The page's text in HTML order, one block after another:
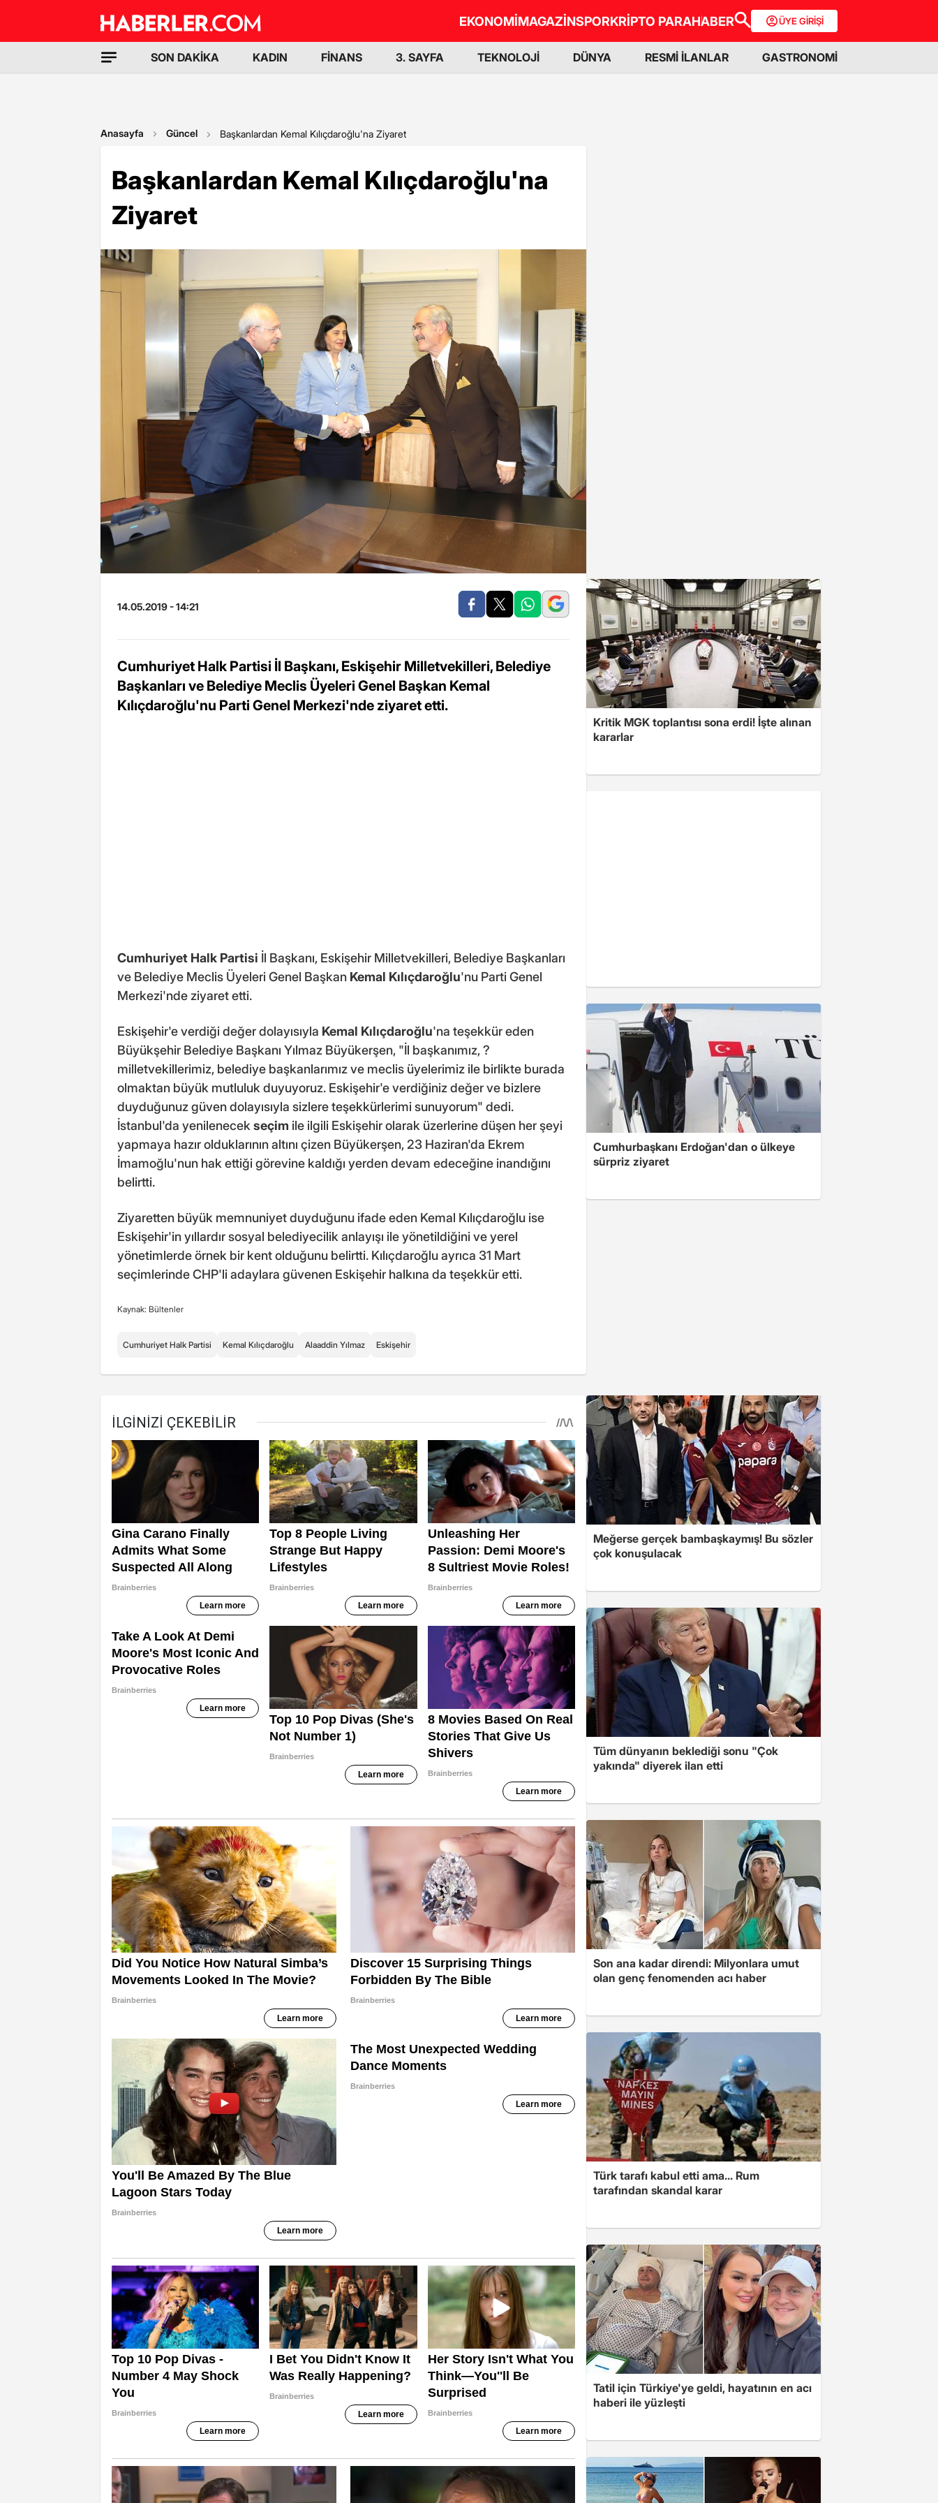
EKONOMİMAGAZİNSPORKRİPTO PARAHABER ÜYE GİRİŞİ
SON DAKİKA KADIN FİNANS 3. SAYFA TEKNOLOJİ DÜNYA RESMİ İLANLAR GASTRONOMİ
Anasayfa Güncel Başkanlardan Kemal Kılıçdaroğlu'na Ziyaret
Başkanlardan Kemal Kılıçdaroğlu'na
Ziyaret
14.05.2019 - 14:21
Cumhuriyet Halk Partisi İl Başkanı, Eskişehir Milletvekilleri, Belediye
Başkanları ve Belediye Meclis Üyeleri Genel Başkan Kemal
Kılıçdaroğlu'nu Parti Genel Merkezi'nde ziyaret etti.
Cumhuriyet Halk Partisi İl Başkanı, Eskişehir Milletvekilleri, Belediye Başkanları
ve Belediye Meclis Üyeleri Genel Başkan Kemal Kılıçdaroğlu'nu Parti Genel
Merkezi'nde ziyaret etti.
Eskişehir'e verdiği değer dolayısıyla Kemal Kılıçdaroğlu'na teşekkür eden
Büyükşehir Belediye Başkanı Yılmaz Büyükerşen, "İl başkanımız, ?
milletvekillerimiz, belediye başkanlarımız ve meclis üyelerimiz ile birlikte burada
olmaktan büyük mutluluk duyuyoruz. Eskişehir'e verdiğiniz değer ve bizlere
duyduğunuz güven dolayısıyla sizlere teşekkürlerimi sunuyorum" dedi.
İstanbul'da yenilenecek seçim ile ilgili Eskişehir olarak üzerlerine düşen her şeyi
yapmaya hazır olduklarının altını çizen Büyükerşen, 23 Haziran'da Ekrem
İmamoğlu'nun hak ettiği görevine kaldığı yerden devam edeceğine inandığını
belirtti.
Ziyaretten büyük memnuniyet duyduğunu ifade eden Kemal Kılıçdaroğlu ise
Eskişehir'in yıllardır sosyal belediyecilik anlayışı ile yönetildiğini ve yerel
yönetimlerde örnek bir kent olduğunu belirtti. Kılıçdaroğlu ayrıca 31 Mart
seçimlerinde CHP'li adaylara güvenen Eskişehir halkına da teşekkür etti.
Kaynak: Bültenler
Cumhuriyet Halk Partisi Kemal Kılıçdaroğlu Alaaddin Yılmaz Eskişehir
Kritik MGK toplantısı sona erdi! İşte alınan
kararlar
Cumhurbaşkanı Erdoğan'dan o ülkeye
sürpriz ziyaret
Meğerse gerçek bambaşkaymış! Bu sözler
çok konuşulacak
Tüm dünyanın beklediği sonu "Çok
yakında" diyerek ilan etti
Son ana kadar direndi: Milyonlara umut
olan genç fenomenden acı haber
Türk tarafı kabul etti ama... Rum
tarafından skandal karar
Tatil için Türkiye'ye geldi, hayatının en acı
haberi ile yüzleşti